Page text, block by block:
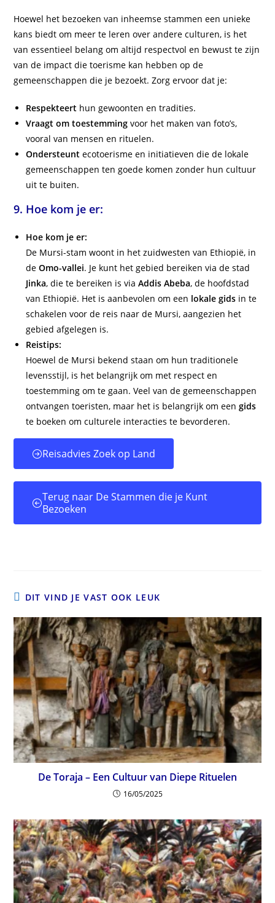
Hoewel het bezoeken van inheemse stammen een unieke
kans biedt om meer te leren over andere culturen, is het
van essentieel belang om altijd respectvol en bewust te zijn
van de impact die toerisme kan hebben op de
gemeenschappen die je bezoekt. Zorg ervoor dat je:
Respekteert hun gewoonten en tradities.
Vraagt om toestemming voor het maken van foto’s,
vooral van mensen en rituelen.
Ondersteunt ecotoerisme en initiatieven die de lokale
gemeenschappen ten goede komen zonder hun cultuur
uit te buiten.
9. Hoe kom je er:
Hoe kom je er:
De Mursi-stam woont in het zuidwesten van Ethiopië, in
deOmo-vallei. Je kunt het gebied bereiken via de stad
Jinka, die te bereiken is viaAddis Abeba, de hoofdstad
van Ethiopië. Het is aanbevolen om een lokale gids in te
schakelen voor de reis naar de Mursi, aangezien het
gebied afgelegen is.
Reistips:
Hoewel de Mursi bekend staan om hun traditionele
levensstijl, is het belangrijk om met respect en
toestemming om te gaan. Veel van de gemeenschappen
ontvangen toeristen, maar het is belangrijk om eengids
te boeken om culturele interacties te bevorderen.
Reisadvies Zoek op Land
Terug naar De Stammen die je Kunt
Bezoeken
DIT VIND JE VAST OOK LEUK
De Toraja – Een Cultuur van Diepe Rituelen
16/05/2025